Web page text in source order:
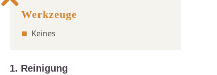
Keines
1. Reinigung